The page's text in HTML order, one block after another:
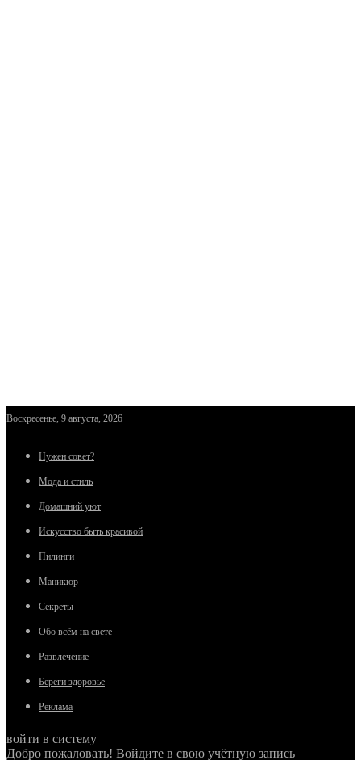
Воскресенье, 9 августа, 2026
Нужен совет?
Мода и стиль
Домашний уют
Искусство быть красивой
Пилинги
Маникюр
Секреты
Обо всём на свете
Развлечение
Береги здоровье
Реклама
войти в систему
Добро пожаловать! Войдите в свою учётную запись